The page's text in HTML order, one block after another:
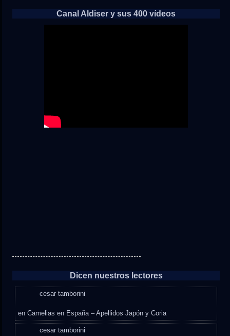
Canal Aldiser y sus 400 vídeos
Dicen nuestros lectores
cesar tamborini
enCamelias en España – Apellidos Japón y Coria
cesar tamborini